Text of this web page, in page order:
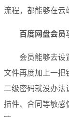
流程，都能够在云
百度网盘会员
会员能够去设
文件再度加上一把
二级密码就没办法
描件、合同等敏感